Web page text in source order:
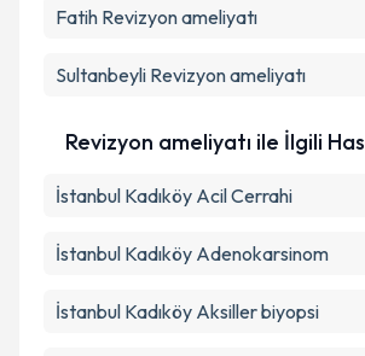
Fatih Revizyon ameliyatı
Sultanbeyli Revizyon ameliyatı
Revizyon ameliyatı ile İlgili
İstanbul Kadıköy Acil Cerrahi
İstanbul Kadıköy Adenokarsinom
İstanbul Kadıköy Aksiller biyopsi